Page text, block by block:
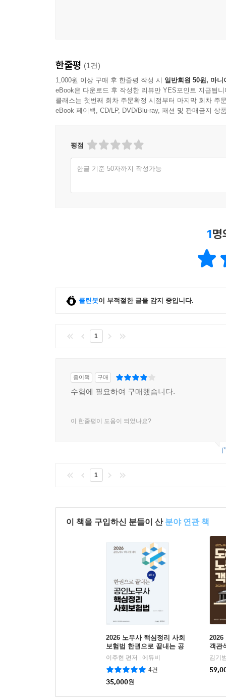
한줄평 (1건)
1,000원 이상 구매 후 한줄평 작성 시 일반회원 50원, 마니
eBook은 다운로드 후 작성한 리뷰만 YES포인트 지급됩니
클래스는 첫번째 회차 주문확정 시점부터 마지막 회차 주
eBook 페이백, CD/LP, DVD/Blu-ray, 패션 및 판매금지 상
평점
한글 기준 50자까지 작성가능
1명
클린봇이 부적절한 글을 감지 중입니다.
1
종이책 구매
수험에 필요하여 구매했습니다.
이 한줄평이 도움이 되었나요?
1
이 책을 구입하신 분들이 산 분야 연관 책
2026 노무사 핵심정리 사회
보험법 한권으로 끝내는 공
인노무사
이주현 편저
에듀비
4건
35,000원
2026
객관
김기